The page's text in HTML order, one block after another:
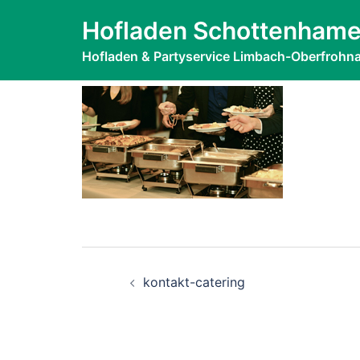
Hofladen
Hofladen & Partyservice Limbach-
kontakt-
kontakt-catering